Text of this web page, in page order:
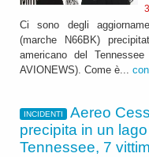
Ci sono degli
(marche N66BK)
americano del
AVIONEWS). Come è...
INCIDENTI
Aereo
precipita in un lago
Tennessee, 7